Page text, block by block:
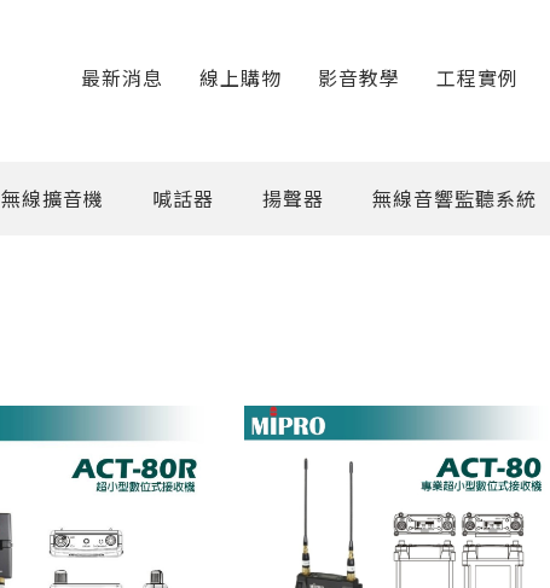
最新消息 線上購物 影音教學 工程實例
無線擴音機 喊話器 揚聲器 無線音響監聽系統